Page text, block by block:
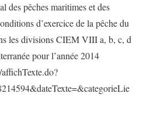
des pêches maritimes et des
d’exercice de la pêche du
les divisions CIEM VIII a, b, c, d
pour l’année 2014